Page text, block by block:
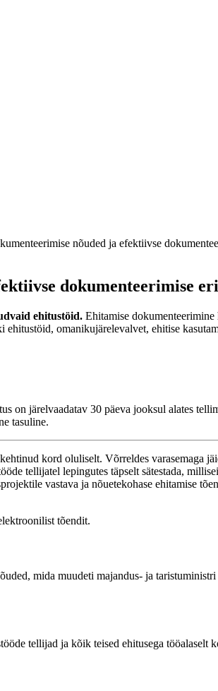
nõuded ja efektiivse
dokumenteerimise
ehitustöid. Ehitamise
omanikujärelevalvet, ehitise
on järelvaadatav 30 päeva jooksul alates
tasuline.
kord oluliselt. Võrreldes varasemaga
tellijatel lepingutes täpselt sätestada,
vastava ja nõuetekohase ehitamise
tõendit.
mida muudeti majandus- ja
tellijad ja kõik teised ehitusega tööalaselt